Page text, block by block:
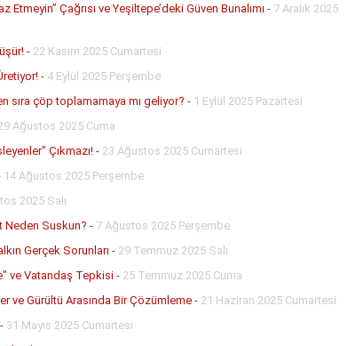
Etmeyin” Çağrısı ve Yeşiltepe’deki Güven Bunalımı - 7 Aralık 2025
- 22 Kasım 2025 Cumartesi
- 4 Eylül 2025 Perşembe
sıra çöp toplamamaya mı geliyor? - 1 Eylül 2025 Pazartesi
Ağustos 2025 Cuma
Çıkmazı! - 23 Ağustos 2025 Cumartesi
14 Ağustos 2025 Perşembe
2025 Salı
Neden Suskun? - 7 Ağustos 2025 Perşembe
Gerçek Sorunları - 29 Temmuz 2025 Salı
ve Vatandaş Tepkisi - 25 Temmuz 2025 Cuma
ve Gürültü Arasında Bir Çözümleme - 21 Haziran 2025 Cumartesi
- 31 Mayıs 2025 Cumartesi